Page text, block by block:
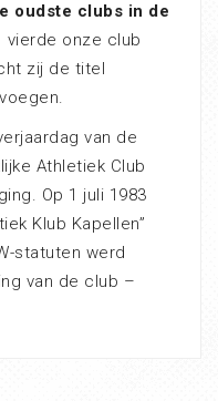
oudste clubs in de
vierde onze club
zij de titel
van de
Athletiek Club
Op 1 juli 1983
Klub Kapellen”
statuten werd
van de club –